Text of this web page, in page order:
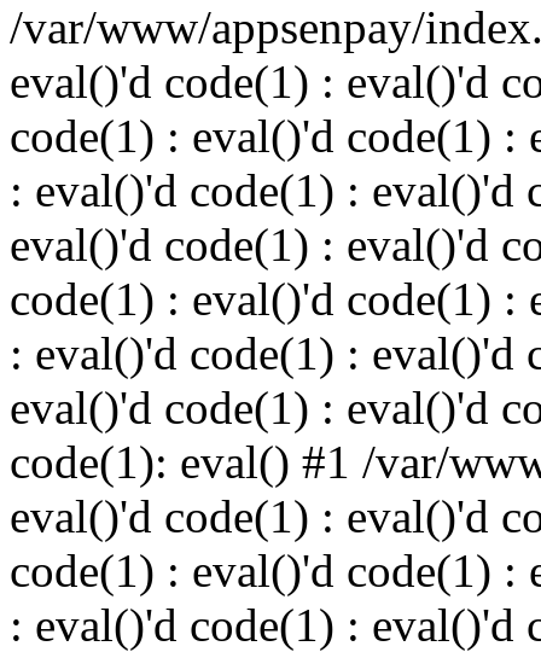
/var/www/appsenpay/
eval()'d code(1) : eval()'d
code(1) : eval()'d code(1) :
: eval()'d code(1) : eval()'d
eval()'d code(1) : eval()'d
code(1) : eval()'d code(1) :
: eval()'d code(1) : eval()'d
eval()'d code(1) : eval()'d
code(1): eval() #1 /var/
eval()'d code(1) : eval()'d
code(1) : eval()'d code(1) :
: eval()'d code(1) : eval()'d